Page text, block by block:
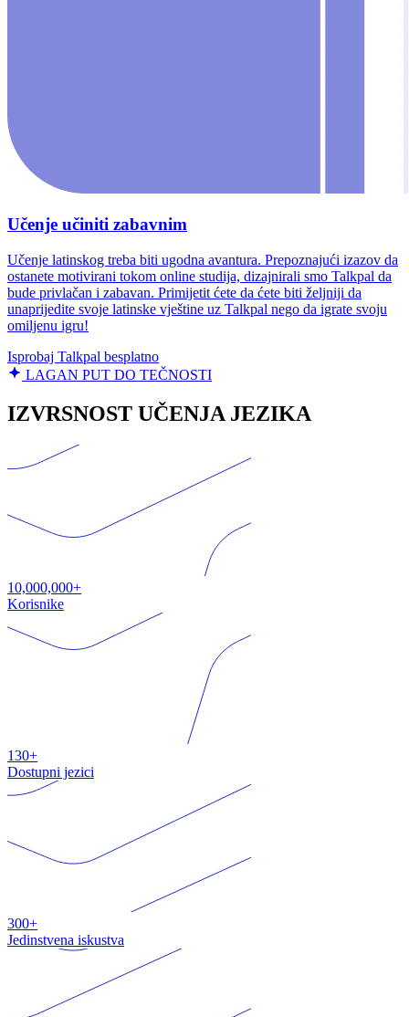
Učenje učiniti zabavnim
Učenje latinskog treba biti ugodna avantura. Prepoznajući izazov da
ostanete motivirani tokom online studija, dizajnirali smo Talkpal da
bude privlačan i zabavan. Primijetit ćete da ćete biti željniji da
unaprijedite svoje latinske vještine uz Talkpal nego da igrate svoju
omiljenu igru!
Isprobaj Talkpal besplatno
LAGAN PUT DO TEČNOSTI
IZVRSNOST UČENJA JEZIKA
10,000,000+
Korisnike
130+
Dostupni jezici
300+
Jedinstvena iskustva